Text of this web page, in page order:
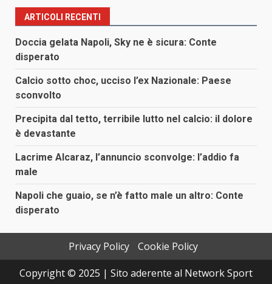
degli
articoli
ARTICOLI RECENTI
Doccia gelata Napoli, Sky ne è sicura: Conte
disperato
Calcio sotto choc, ucciso l’ex Nazionale: Paese
sconvolto
Precipita dal tetto, terribile lutto nel calcio: il dolore
è devastante
Lacrime Alcaraz, l’annuncio sconvolge: l’addio fa
male
Napoli che guaio, se n’è fatto male un altro: Conte
disperato
Privacy Policy
Cookie Policy
Copyright © 2025 | Sito aderente al Network Sport